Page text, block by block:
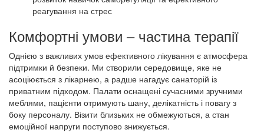
реагування на стрес
Комфортні умови – частина терапії
Однією з важливих умов ефективного лікування є атмосфера
підтримки й безпеки. Ми створили середовище, яке не
асоціюється з лікарнею, а радше нагадує санаторій із
приватним підходом. Палати оснащені сучасними зручними
меблями, пацієнти отримують шану, делікатність і повагу з
боку персоналу. Візити близьких не обмежуються, а стан
емоційної напруги поступово знижується.